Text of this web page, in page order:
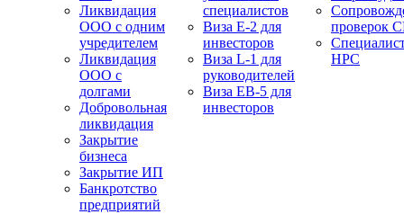
Ликвидация
ООО с одним
учредителем
Ликвидация
ООО с
долгами
Добровольная
ликвидация
Закрытие
бизнеса
Закрытие ИП
Банкротство
предприятий
специалистов
Виза E-2 для
инвесторов
Виза L-1 для
руководителей
Виза EB-5 для
инвесторов
проверок
НРС